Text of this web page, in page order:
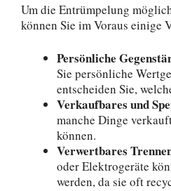
Um die Entrümpelung
können Sie im Voraus einige
Persönliche
Sie persönliche
entscheiden Sie,
Verkaufbares und
manche Dinge
können.
Verwertbares
oder Elektrogeräte
werden, da sie oft